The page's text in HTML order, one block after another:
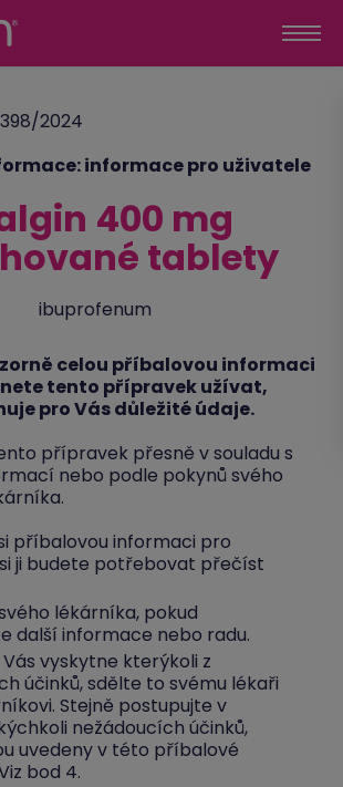
2024
informace pro uživatele
400 mg
tablety
ibuprofenum
celou příbalovou informaci
tento přípravek užívat,
pro Vás důležité údaje.
přípravek přesně v souladu s
nebo podle pokynů svého
příbalovou informaci pro
ji budete potřebovat přečíst
lékárníka, pokud
další informace nebo radu.
Vás vyskytne kterýkoli z
účinků, sdělte to svému lékaři
Stejně postupujte v
nežádoucích účinků,
uvedeny v této příbalové
bod 4.